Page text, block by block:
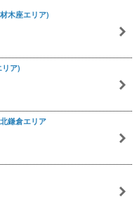
木座エリア)
ア)
鎌倉エリア